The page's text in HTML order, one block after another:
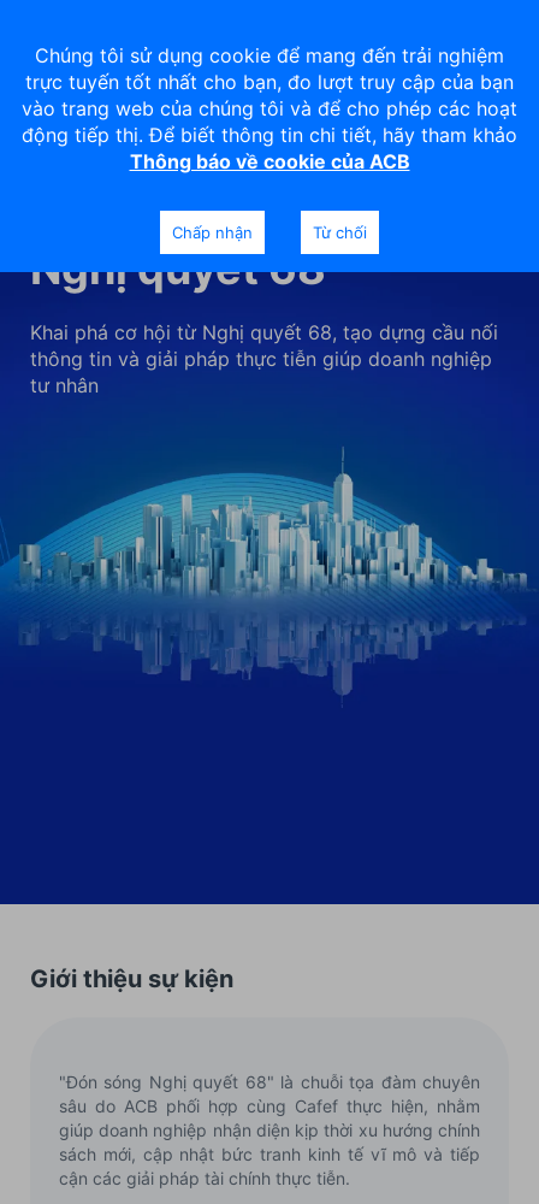
Tọa đàm “Đón sóng
Nghị quyết 68”
Khai phá cơ hội từ Nghị quyết 68, tạo dựng cầu nối
thông tin và giải pháp thực tiễn giúp doanh nghiệp
tư nhân
Giới thiệu sự kiện
"Đón sóng Nghị quyết 68" là chuỗi tọa đàm chuyên
sâu do ACB phối hợp cùng Cafef thực hiện, nhằm
giúp doanh nghiệp nhận diện kịp thời xu hướng chính
sách mới, cập nhật bức tranh kinh tế vĩ mô và tiếp
cận các giải pháp tài chính thực tiễn.
Chúng tôi sử dụng cookie để mang đến trải nghiệm
trực tuyến tốt nhất cho bạn, đo lượt truy cập của bạn
vào trang web của chúng tôi và để cho phép các hoạt
động tiếp thị. Để biết thông tin chi tiết, hãy tham khảo
Thông báo về cookie của ACB
Chấp nhận Từ chối